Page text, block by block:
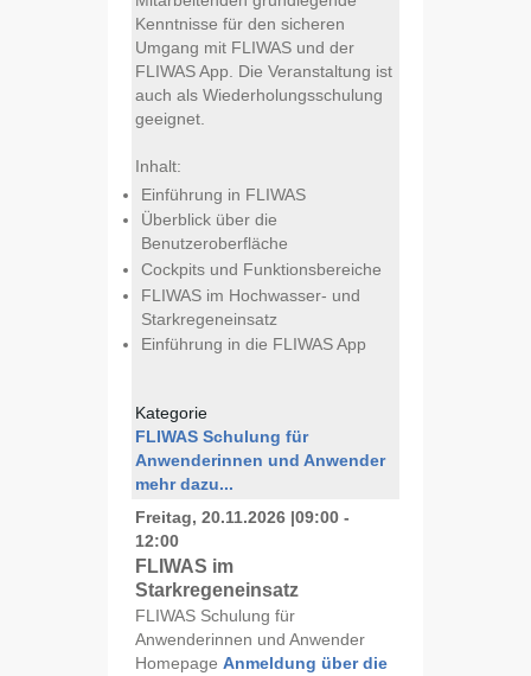
Kenntnisse für den sicheren
Umgang mit FLIWAS und der
FLIWAS App. Die Veranstaltung ist
auch als Wiederholungsschulung
geeignet.
Inhalt:
Einführung in FLIWAS
Überblick über die
Benutzeroberfläche
Cockpits und Funktionsbereiche
FLIWAS im Hochwasser- und
Starkregeneinsatz
Einführung in die FLIWAS App
Kategorie
FLIWAS Schulung für
Anwenderinnen und Anwender
mehr dazu...
Freitag, 20.11.2026 |09:00 -
12:00
FLIWAS im
Starkregeneinsatz
FLIWAS Schulung für
Anwenderinnen und Anwender
Homepage Anmeldung über die